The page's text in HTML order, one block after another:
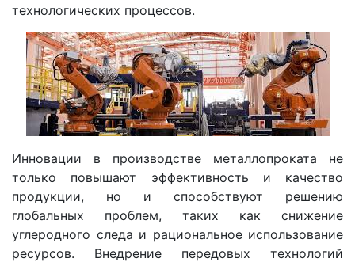
технологических процессов.
Инновации в производстве металлопроката не
только повышают эффективность и качество
продукции, но и способствуют решению
глобальных проблем, таких как снижение
углеродного следа и рациональное использование
ресурсов. Внедрение передовых технологий